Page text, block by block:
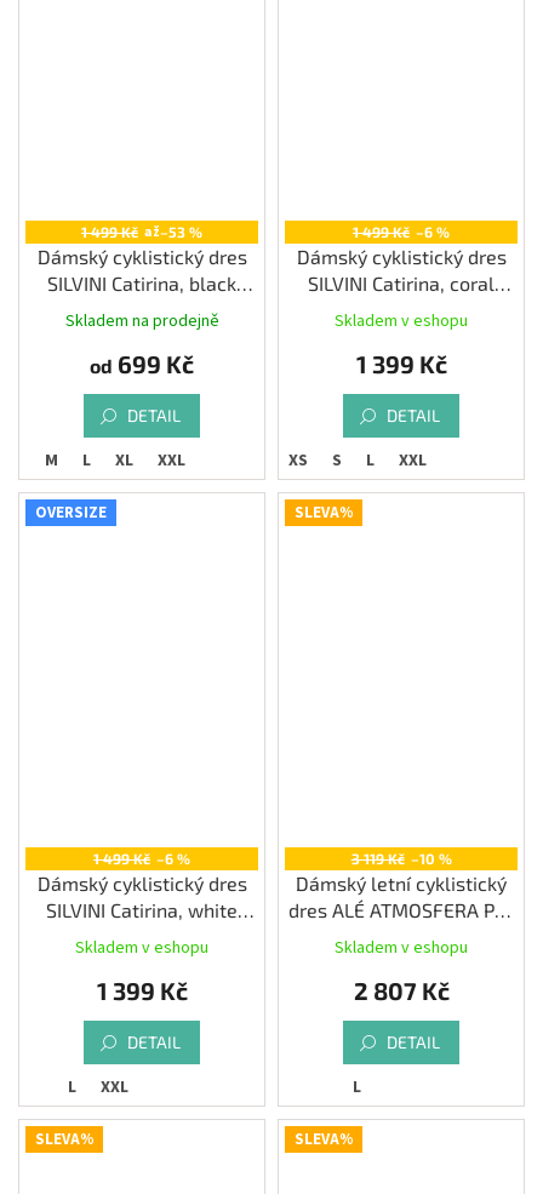
1 499 Kč až–53 %
Dámský cyklistický dres
SILVINI Catirina, black
Skladem na prodejně
od 699 Kč
DETAIL
M L XL XXL
1 499 Kč –6 %
Dámský cyklistický dres
SILVINI Catirina, coral
Skladem v eshopu
1 399 Kč
DETAIL
XS S L XXL
OVERSIZE
1 499 Kč –6 %
Dámský cyklistický dres
SILVINI Catirina, white
Skladem v eshopu
1 399 Kč
DETAIL
L XXL
SLEVA%
3 119 Kč –10 %
Dámský letní cyklistický
dres ALÉ ATMOSFERA PR-
Skladem v eshopu
2 807 Kč
DETAIL
L
SLEVA% SLEVA%